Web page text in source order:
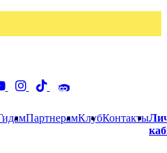
ПартнерамКлубКонтакты